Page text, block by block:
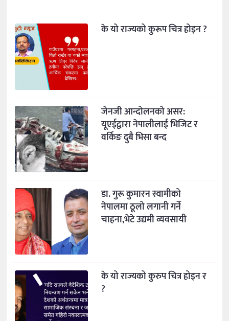
के यो राज्यको कुरूप चित्र होइन ?
जेनजी आन्दोलनको असर:
यूएईद्वारा नेपालीलाई भिजिट र
वर्किङ दुबै भिसा बन्द
डा. गुरू कुमारन स्वामीको
नेपालमा ठूलो लगानी गर्ने
चाहना,भेटे उद्यमी व्यवसायी
के यो राज्यको कुरुप चित्र होइन र
?